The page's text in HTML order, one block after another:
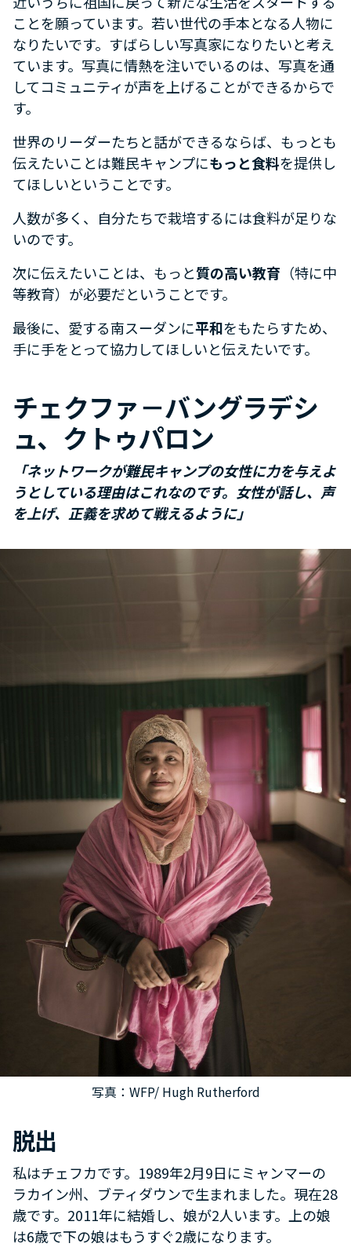
ことを願っています。若い世代の手本となる人物に
なりたいです。すばらしい写真家になりたいと考え
ています。写真に情熱を注いでいるのは、写真を通
してコミュニティが声を上げることができるからで
す。
世界のリーダーたちと話ができるならば、もっとも
伝えたいことは難民キャンプにもっと食料を提供し
てほしいということです。
人数が多く、自分たちで栽培するには食料が足りな
いのです。
次に伝えたいことは、もっと質の高い教育 （特に中
等教育）が必要だということです。
最後に、愛する南スーダンに平和をもたらすため、
手に手をとって協力してほしいと伝えたいです。
チェクファ－バングラデシ
ュ、クトゥパロン
「ネットワークが難民キャンプの女性に力を与えよ
うとしている理由はこれなのです。女性が話し、声
を上げ、正義を求めて戦えるように」
写真：WFP/ Hugh Rutherford
脱出
私はチェフカです。1989年2月9日にミャンマーの
ラカイン州、ブティダウンで生まれました。現在28
歳です。2011年に結婚し、娘が2人います。上の娘
は6歳で下の娘はもうすぐ2歳になります。